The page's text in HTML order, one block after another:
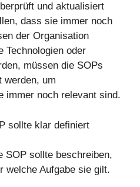
und aktualisiert
dass sie immer noch
der Organisation
Technologien oder
müssen die SOPs
werden, um
immer noch relevant sind.
sollte klar definiert
SOP sollte beschreiben,
welche Aufgabe sie gilt.